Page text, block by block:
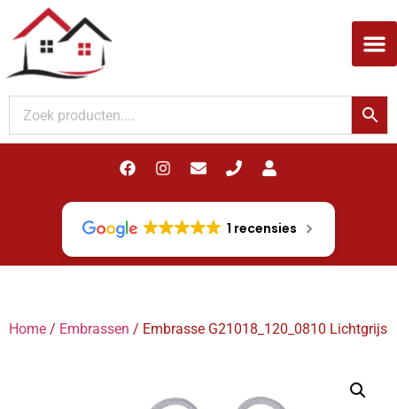
1 recensies
Home / Embrassen / Embrasse G21018_120_0810 Lichtgrijs